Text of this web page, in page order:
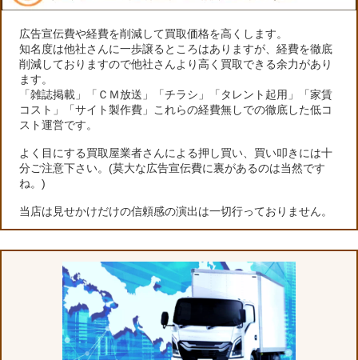
広告宣伝費や経費を削減して買取価格を高くします。
知名度は他社さんに一歩譲るところはありますが、経費を徹底
削減しておりますので他社さんより高く買取できる余力があり
ます。
「雑誌掲載」「ＣＭ放送」「チラシ」「タレント起用」「家賃
コスト」「サイト製作費」これらの経費無しでの徹底した低コ
スト運営です。
よく目にする買取屋業者さんによる押し買い、買い叩きには十
分ご注意下さい。(莫大な広告宣伝費に裏があるのは当然です
ね。)
当店は見せかけだけの信頼感の演出は一切行っておりません。